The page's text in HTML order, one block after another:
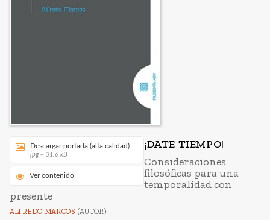
Descargar portada (alta calidad)
jpg ~ 31.6 kB
Ver contenido
¡DATE TIEMPO!
Consideraciones
filosóficas para una
temporalidad con
presente
ALFREDO MARCOS (AUTOR)